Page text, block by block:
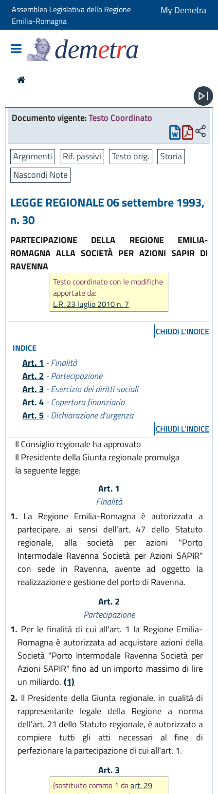
Assemblea Legislativa della Regione
Emilia-Romagna
My Demetra
demetra
Documento vigente:Testo Coordinato
Argomenti Rif. passivi Testo orig.
Storia
Nascondi Note
LEGGE REGIONALE 06 settembre 1993,
n. 30
PARTECIPAZIONE DELLA REGIONE EMILIA-
ROMAGNA ALLA SOCIETÀ PER AZIONI SAPIR DI
RAVENNA
Testo coordinato con le modifiche
apportate da:
L.R. 23 luglio 2010 n. 7
CHIUDI L'INDICE
INDICE
Art. 1 - Finalità
Art. 2 - Partecipazione
Art. 3 - Esercizio dei diritti sociali
Art. 4 - Copertura finanziaria
Art. 5 - Dichiarazione d'urgenza
CHIUDI L'INDICE
Il Consiglio regionale ha approvato
Il Presidente della Giunta regionale promulga
la seguente legge:
Art. 1
Finalità
1. La Regione Emilia-Romagna è autorizzata a
partecipare, ai sensi dell'art. 47 dello Statuto
regionale, alla società per azioni "Porto
Intermodale Ravenna Società per Azioni SAPIR"
con sede in Ravenna, avente ad oggetto la
realizzazione e gestione del porto di Ravenna.
Art. 2
Partecipazione
1. Per le finalità di cui all'art. 1 la Regione Emilia-
Romagna è autorizzata ad acquistare azioni della
Società "Porto Intermodale Ravenna Società per
Azioni SAPIR" fino ad un importo massimo di lire
un miliardo. (1)
2. Il Presidente della Giunta regionale, in qualità di
rappresentante legale della Regione a norma
dell'art. 21 dello Statuto regionale, è autorizzato a
compiere tutti gli atti necessari al fine di
perfezionare la partecipazione di cui all'art. 1.
Art. 3
(sostituito comma 1 daart. 29